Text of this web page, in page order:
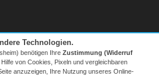
Technologien.
benötigen Ihre Zustimmung (Widerruf
von Cookies, Pixeln und vergleichbaren
anzuzeigen, Ihre Nutzung unseres Online-